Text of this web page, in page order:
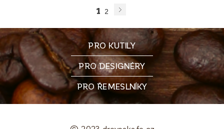
1 2
PRO KUTILY
PRO DESIGNÉRY
PRO ŘEMESLNÍKY